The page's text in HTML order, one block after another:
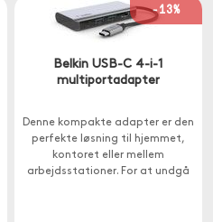
-13%
Belkin USB-C 4-i-1
multiportadapter
Denne kompakte adapter er den
perfekte løsning til hjemmet,
kontoret eller mellem
arbejdsstationer. For at undgå